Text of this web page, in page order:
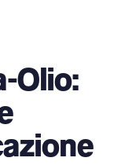
Olio: